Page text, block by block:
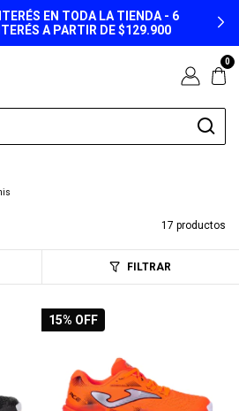
EN TODA LA TIENDA - 6
A PARTIR DE $129.900
0
17 productos
FILTRAR
15% OFF